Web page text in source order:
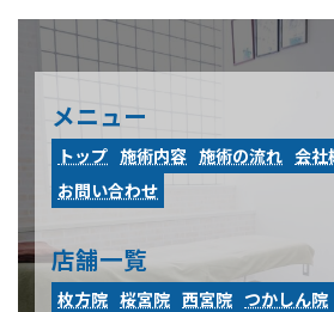
メニュー
トップ 施術内容 施術の流れ 会社
お問い合わせ
店舗一覧
枚方院 桜宮院 西宮院 つかしん院